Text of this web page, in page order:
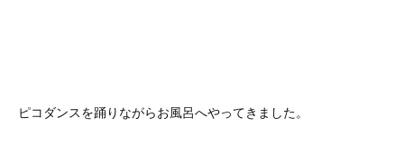
ピコダンスを踊りながらお風呂へやってきました。